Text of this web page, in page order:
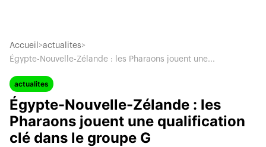
Accueil >actualites>
Égypte-Nouvelle-Zélande : les Pharaons jouent une...
actualites
Égypte-Nouvelle-Zélande : les
Pharaons jouent une qualification
clé dans le groupe G